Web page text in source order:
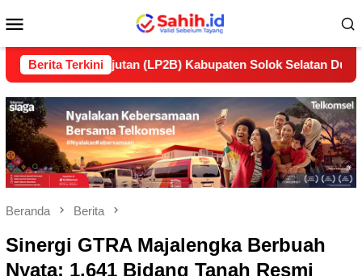
ke
Mobile
Berita Terkini
(LP2B) Kabupaten Solok Selatan Dukung Ketahanan
Beranda Berita
Sinergi GTRA Majalengka Berbuah
Nyata: 1.641 Bidang Tanah Resmi